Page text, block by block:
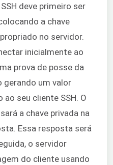
deve primeiro ser
a chave
no servidor.
inicialmente ao
prova de posse da
gerando um valor
seu cliente SSH. O
a chave privada na
Essa resposta será
o servidor
do cliente usando